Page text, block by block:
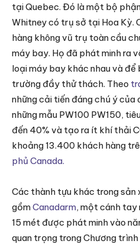
tại Quebec. Đó là một bộ
Whitney có trụ sở tại Hoa Kỳ.
hàng không vũ trụ toàn cầu
máy bay. Họ đã phát minh ra
loại máy bay khác nhau và để
trường đầy thử thách. Theo
những cải tiến đáng chú ý
những mẫu PW100 PW150,
đến 40% và tạo ra ít khí thải
khoảng 13.400 khách hàng
phủ Canada.
Các thành tựu khác trong sản
gồmCanadarm, một cánh tay
15 mét được phát minh vào
quan trọng trong Chương trình